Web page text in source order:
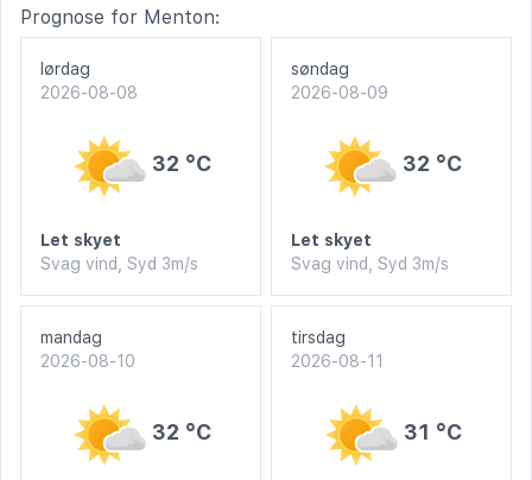
Prognose for Menton:
lørdag
2026-08-08
32 °C
Let skyet
Svag vind, Syd 3m/s
søndag
2026-08-09
32 °C
Let skyet
Svag vind, Syd 3m/s
mandag
2026-08-10
32 °C
tirsdag
2026-08-11
31 °C